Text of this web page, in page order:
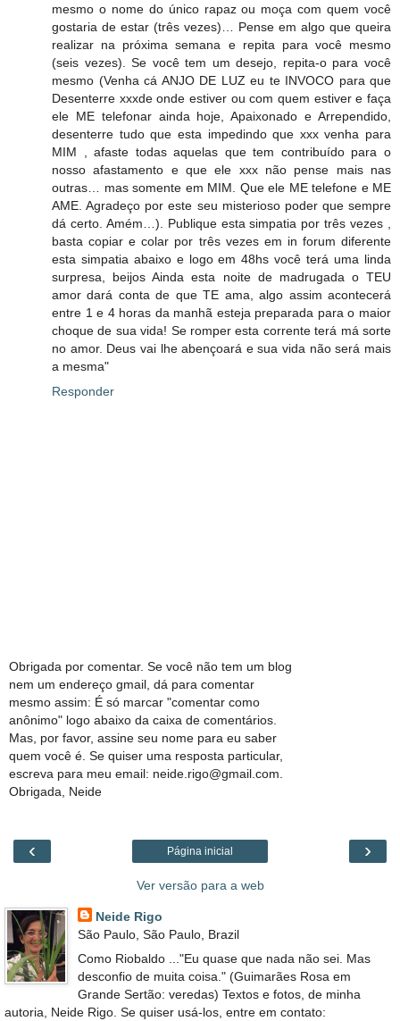
mesmo o nome do único rapaz ou moça com quem você
gostaria de estar (três vezes)… Pense em algo que queira
realizar na próxima semana e repita para você mesmo
(seis vezes). Se você tem um desejo, repita-o para você
mesmo (Venha cá ANJO DE LUZ eu te INVOCO para que
Desenterre xxxde onde estiver ou com quem estiver e faça
ele ME telefonar ainda hoje, Apaixonado e Arrependido,
desenterre tudo que esta impedindo que xxx venha para
MIM , afaste todas aquelas que tem contribuído para o
nosso afastamento e que ele xxx não pense mais nas
outras… mas somente em MIM. Que ele ME telefone e ME
AME. Agradeço por este seu misterioso poder que sempre
dá certo. Amém…). Publique esta simpatia por três vezes ,
basta copiar e colar por três vezes em in forum diferente
esta simpatia abaixo e logo em 48hs você terá uma linda
surpresa, beijos Ainda esta noite de madrugada o TEU
amor dará conta de que TE ama, algo assim acontecerá
entre 1 e 4 horas da manhã esteja preparada para o maior
choque de sua vida! Se romper esta corrente terá má sorte
no amor. Deus vai lhe abençoará e sua vida não será mais
a mesma"
Responder
Obrigada por comentar. Se você não tem um blog
nem um endereço gmail, dá para comentar
mesmo assim: É só marcar "comentar como
anônimo" logo abaixo da caixa de comentários.
Mas, por favor, assine seu nome para eu saber
quem você é. Se quiser uma resposta particular,
escreva para meu email: neide.rigo@gmail.com.
Obrigada, Neide
‹ ›
Página inicial
Ver versão para a web
Neide Rigo
São Paulo, São Paulo, Brazil
Como Riobaldo ..."Eu quase que nada não sei. Mas
desconfio de muita coisa." (Guimarães Rosa em
Grande Sertão: veredas) Textos e fotos, de minha
autoria, Neide Rigo. Se quiser usá-los, entre em contato: